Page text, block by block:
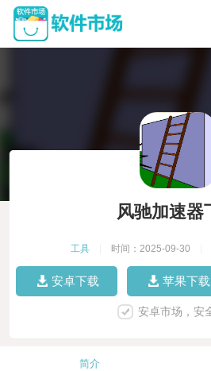
风驰加速器
工具 时间：2025-09-30
安卓下载 苹果下载
安卓市场，安
简介